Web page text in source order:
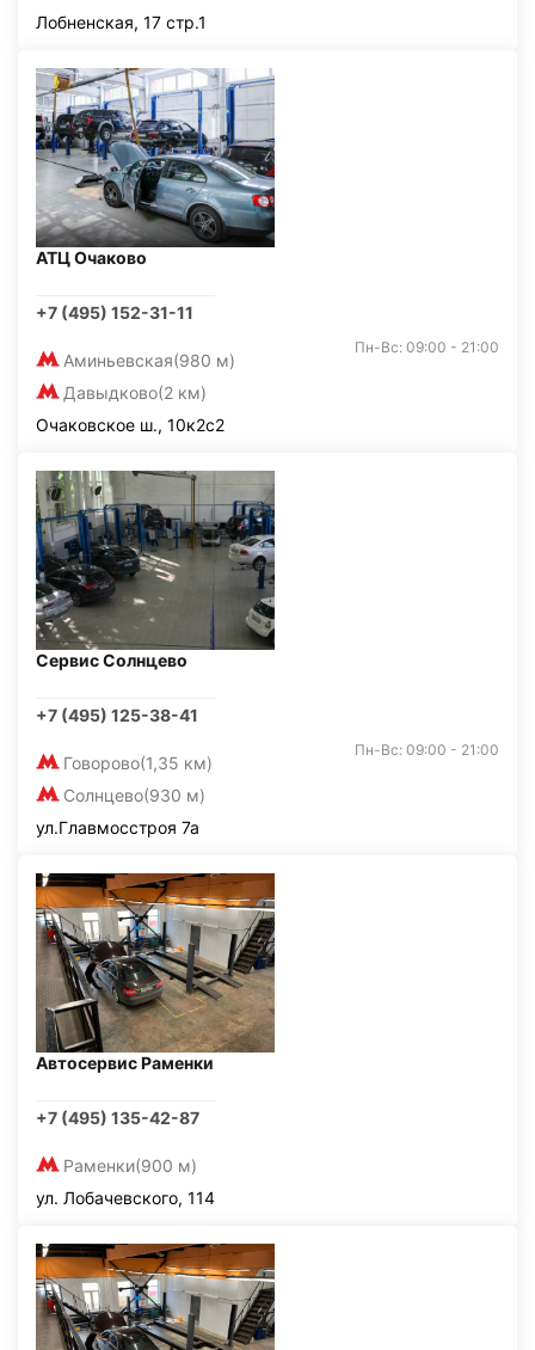
Лобненская, 17 стр.1
АТЦ Очаково
+7 (495) 152-31-11
Аминьевская(980 м)
Давыдково(2 км)
Пн-Вс: 09:00 - 21:00
Очаковское ш., 10к2с2
Сервис Солнцево
+7 (495) 125-38-41
Говорово(1,35 км)
Солнцево(930 м)
Пн-Вс: 09:00 - 21:00
ул.Главмосстроя 7а
Автосервис Раменки
+7 (495) 135-42-87
Раменки(900 м)
ул. Лобачевского, 114